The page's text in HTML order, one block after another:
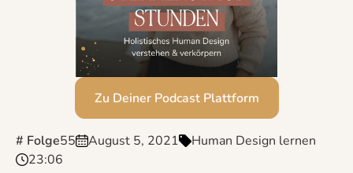
Zu Deiner Podcast Plattform
# Folge55 August 5, 2021
Human Design lernen
23:06